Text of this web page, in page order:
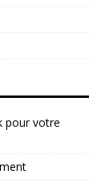
pour votre